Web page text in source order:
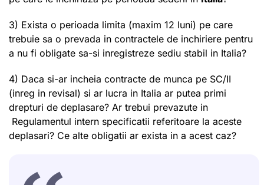
3) Exista o perioada limita (maxim 12 luni) pe care
trebuie sa o prevada in contractele de inchiriere pentru
a nu fi obligate sa-si inregistreze sediu stabil in Italia?
4) Daca si-ar incheia contracte de munca pe SC/II
(inreg in revisal) si ar lucra in Italia ar putea primi
drepturi de deplasare? Ar trebui prevazute in
Regulamentul intern specificatii referitoare la aceste
deplasari? Ce alte obligatii ar exista in a acest caz?